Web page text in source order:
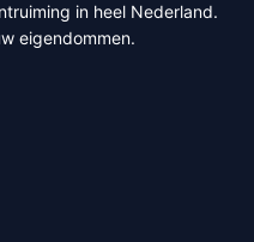
in heel Nederland.
eigendommen.